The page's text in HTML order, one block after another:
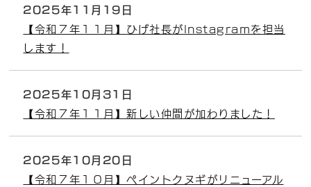
2025年11月19日
【令和７年１１月】ひげ社長がInstagramを担当
します！
2025年10月31日
【令和７年１１月】新しい仲間が加わりました！
2025年10月20日
【令和７年１０月】ペイントクヌギがリニューアル